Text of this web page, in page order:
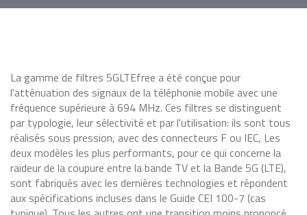
La gamme de filtres 5GLTEfree a été conçue pour
l'atténuation des signaux de la téléphonie mobile avec une
fréquence supérieure à 694 MHz. Ces filtres se distinguent
par typologie, leur sélectivité et par l'utilisation: ils sont tous
réalisés sous pression, avec des connecteurs F ou IEC, Les
deux modèles les plus performants, pour ce qui concerne la
raideur de la coupure entre la bande TV et la Bande 5G (LTE),
sont fabriqués avec les dernières technologies et répondent
aux spécifications incluses dans le Guide CEI 100-7 (cas